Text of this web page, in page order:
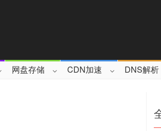
网盘存储 CDN加速 DNS解析